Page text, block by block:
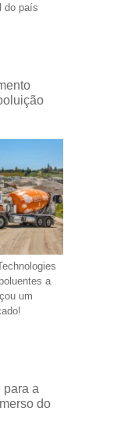
do país
a
um
para a
do